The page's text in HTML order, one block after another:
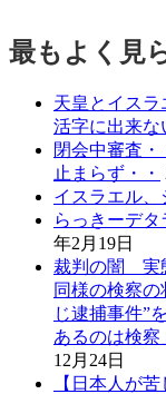
最もよく見
天皇とイス
活字に出来な
閉会中審査
止まらず・・
イスラエル
らっきーデ
年2月19日
裁判の闇 実
同様の検察
じ逮捕事件”
あるのは検
12月24日
【日本人が